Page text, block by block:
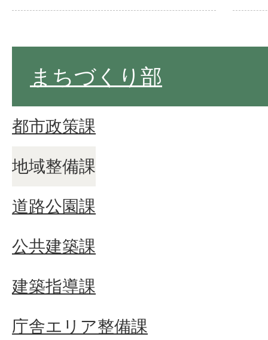
まちづくり部
都市政策課
地域整備課
道路公園課
公共建築課
建築指導課
庁舎エリア整備課